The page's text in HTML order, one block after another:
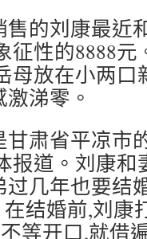
的刘康最近
征性的8888
母放在小两口
涕零。
肃省平凉市
报道。刘康和
几年也要结
结婚前,刘康
等开口,就借